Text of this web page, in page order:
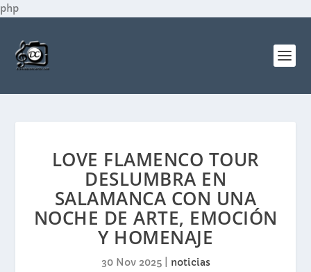
php
LOVE FLAMENCO TOUR
DESLUMBRA EN
SALAMANCA CON UNA
NOCHE DE ARTE, EMOCIÓN
Y HOMENAJE
30 Nov 2025| noticias